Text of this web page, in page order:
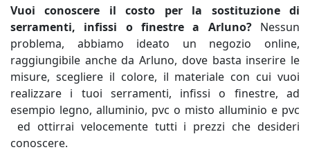
Vuoi conoscere il costo per la sostituzione di
serramenti, infissi o finestre a Arluno?Nessun
problema, abbiamo ideato un negozio online,
raggiungibile anche da Arluno, dove basta inserire le
misure, scegliere il colore, il materiale con cui vuoi
realizzare i tuoi serramenti, infissi o finestre, ad
esempio legno, alluminio, pvc o misto alluminio e pvc
ed ottirrai velocemente tutti i prezzi che desideri
conoscere.